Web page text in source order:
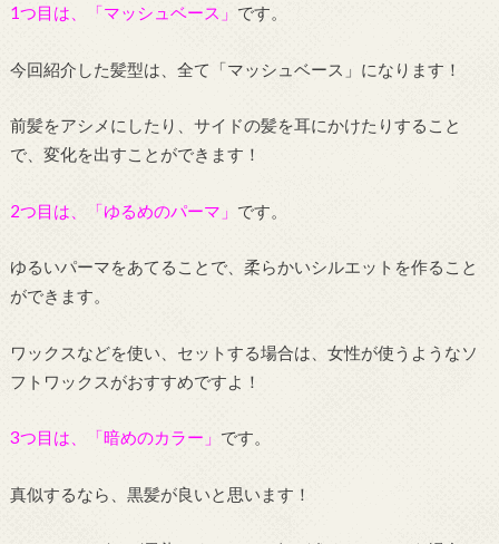
1つ目は、「マッシュベース」 です。
今回紹介した髪型は、全て「マッシュベース」になります！
前髪をアシメにしたり、サイドの髪を耳にかけたりすること
で、変化を出すことができます！
2つ目は、「ゆるめのパーマ」 です。
ゆるいパーマをあてることで、柔らかいシルエットを作ること
ができます。
ワックスなどを使い、セットする場合は、女性が使うようなソ
フトワックスがおすすめですよ！
3つ目は、「暗めのカラー」 です。
真似するなら、黒髪が良いと思います！